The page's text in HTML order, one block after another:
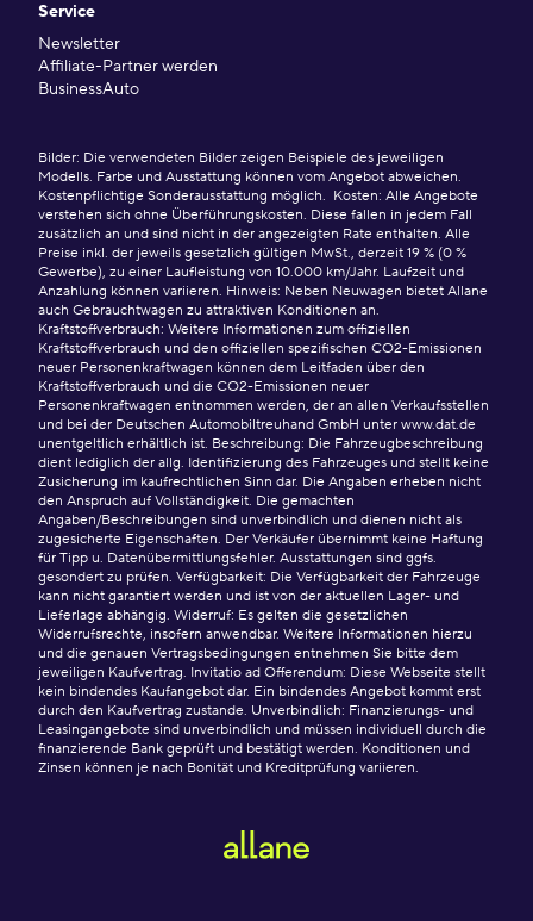
Service
Newsletter
Affiliate-Partner werden
BusinessAuto
Bilder: Die verwendeten Bilder zeigen Beispiele des jeweiligen
Modells. Farbe und Ausstattung können vom Angebot abweichen.
Kostenpflichtige Sonderausstattung möglich. Kosten: Alle Angebote
verstehen sich ohne Überführungskosten. Diese fallen in jedem Fall
zusätzlich an und sind nicht in der angezeigten Rate enthalten. Alle
Preise inkl. der jeweils gesetzlich gültigen MwSt., derzeit 19 % (0 %
Gewerbe), zu einer Laufleistung von 10.000 km/Jahr. Laufzeit und
Anzahlung können variieren. Hinweis: Neben Neuwagen bietet Allane
auch Gebrauchtwagen zu attraktiven Konditionen an.
Kraftstoffverbrauch: Weitere Informationen zum offiziellen
Kraftstoffverbrauch und den offiziellen spezifischen CO2-Emissionen
neuer Personenkraftwagen können dem Leitfaden über den
Kraftstoffverbrauch und die CO2-Emissionen neuer
Personenkraftwagen entnommen werden, der an allen Verkaufsstellen
und bei der Deutschen Automobiltreuhand GmbH unter www.dat.de
unentgeltlich erhältlich ist. Beschreibung: Die Fahrzeugbeschreibung
dient lediglich der allg. Identifizierung des Fahrzeuges und stellt keine
Zusicherung im kaufrechtlichen Sinn dar. Die Angaben erheben nicht
den Anspruch auf Vollständigkeit. Die gemachten
Angaben/Beschreibungen sind unverbindlich und dienen nicht als
zugesicherte Eigenschaften. Der Verkäufer übernimmt keine Haftung
für Tipp u. Datenübermittlungsfehler. Ausstattungen sind ggfs.
gesondert zu prüfen. Verfügbarkeit: Die Verfügbarkeit der Fahrzeuge
kann nicht garantiert werden und ist von der aktuellen Lager- und
Lieferlage abhängig. Widerruf: Es gelten die gesetzlichen
Widerrufsrechte, insofern anwendbar. Weitere Informationen hierzu
und die genauen Vertragsbedingungen entnehmen Sie bitte dem
jeweiligen Kaufvertrag. Invitatio ad Offerendum: Diese Webseite stellt
kein bindendes Kaufangebot dar. Ein bindendes Angebot kommt erst
durch den Kaufvertrag zustande. Unverbindlich: Finanzierungs- und
Leasingangebote sind unverbindlich und müssen individuell durch die
finanzierende Bank geprüft und bestätigt werden. Konditionen und
Zinsen können je nach Bonität und Kreditprüfung variieren.